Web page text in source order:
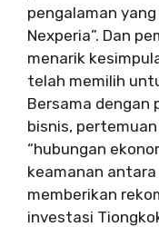
pengalaman
Nexperia”. Dan
menarik
telah memilih
Bersama dengan
bisnis,
“hubungan
keamanan
memberikan
investasi